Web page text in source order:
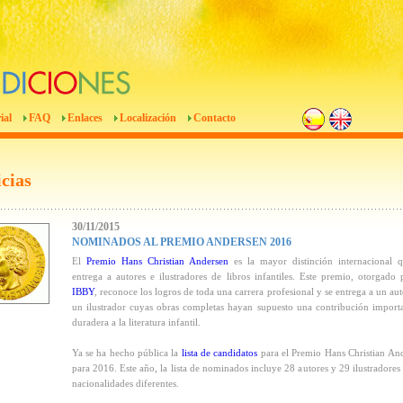
FAQ Enlaces Localización Contacto
30/11/2015
NOMINADOS AL PREMIO ANDERSEN 2016
El Premio Hans Christian Andersen es la mayor distinción internacional
entrega a autores e ilustradores de libros infantiles. Este premio, otorgado
IBBY, reconoce los logros de toda una carrera profesional y se entrega a un
un ilustrador cuyas obras completas hayan supuesto una contribución
duradera a la literatura infantil.
Ya se ha hecho pública la lista de candidatos para el Premio Hans Christian
para 2016. Este año, la lista de nominados incluye 28 autores y 29 ilustradores
nacionalidades diferentes.